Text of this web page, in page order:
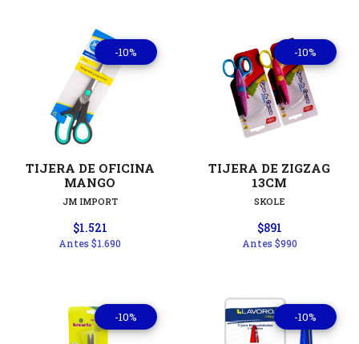
-10%
TIJERA DE OFICINA
MANGO
JM IMPORT
$1.521
Antes$1.690
-10%
TIJERA DE ZIGZAG
13CM
SKOLE
$891
Antes$990
-10% -10%